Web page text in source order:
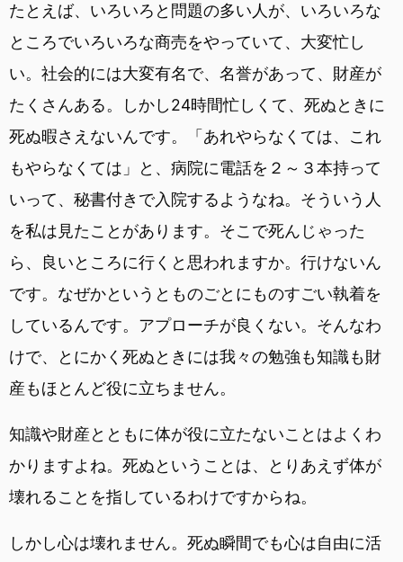
たとえば、いろいろと問題の多い人が、いろいろな
ところでいろいろな商売をやっていて、大変忙し
い。社会的には大変有名で、名誉があって、財産が
たくさんある。しかし24時間忙しくて、死ぬときに
死ぬ暇さえないんです。「あれやらなくては、これ
もやらなくては」と、病院に電話を２～３本持って
いって、秘書付きで入院するようなね。そういう人
を私は見たことがあります。そこで死んじゃった
ら、良いところに行くと思われますか。行けないん
です。なぜかというとものごとにものすごい執着を
しているんです。アプローチが良くない。そんなわ
けで、とにかく死ぬときには我々の勉強も知識も財
産もほとんど役に立ちません。
知識や財産とともに体が役に立たないことはよくわ
かりますよね。死ぬということは、とりあえず体が
壊れることを指しているわけですからね。
しかし心は壊れません。死ぬ瞬間でも心は自由に活